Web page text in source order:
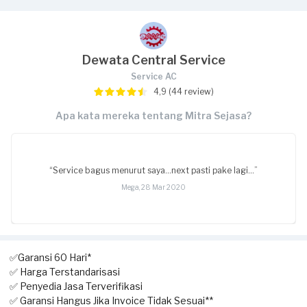
Dewata Central Service
Service AC
4,9 (44 review)
Apa kata mereka tentang Mitra Sejasa?
“Service bagus menurut saya...next pasti pake lagi...”
Mega, 28 Mar 2020
✅Garansi 60 Hari*
✅ Harga Terstandarisasi
✅ Penyedia Jasa Terverifikasi
✅ Garansi Hangus Jika Invoice Tidak Sesuai**